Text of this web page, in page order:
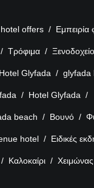
offers Εμπειρία
Τρόφιμα
Glyfada glyfada
Hotel Glyfada
beach Βουνό
hotel Ειδικές
Καλοκαίρι Χειμώνας